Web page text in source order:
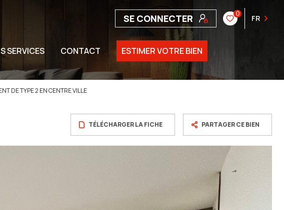
SE CONNECTER 0 FR
SERVICES CONTACT ESTIMER VOTRE BIEN
DE TYPE 2 EN CENTRE VILLE
TÉLÉCHARGER LA FICHE PARTAGER CE BIEN